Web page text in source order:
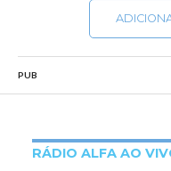
PUB
RÁDIO ALFA AO